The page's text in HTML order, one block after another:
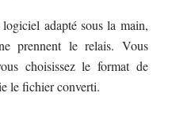
adapté sous la main,
prennent le relais. Vous
choisissez le format de
le fichier converti.